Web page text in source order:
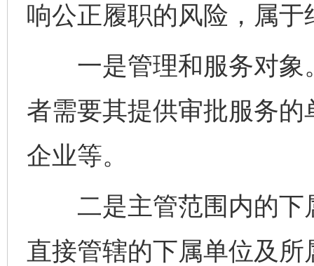
响公正履职的风险，属于
一是管理和服务对象
者需要其提供审批服务
企业等。
二是主管范围内的下
直接管辖的下属单位及所